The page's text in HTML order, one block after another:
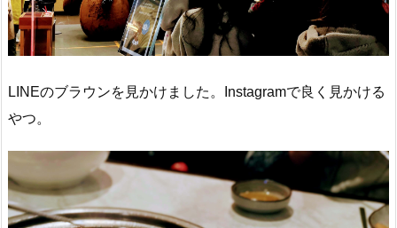
LINEのブラウンを見かけました。Instagramで良く見かける
やつ。